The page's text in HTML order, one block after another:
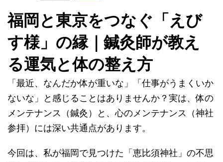
福岡と東京をつなぐ「えび
す様」の縁｜鍼灸師が教え
る運気と体の整え方
「最近、なんだか体が重いな」「仕事がうまくいか
ないな」と感じることはありませんか？実は、体の
メンテナンス（鍼灸）と、心のメンテナンス（神社
参拝）には深い共通点があります。
今回は、私が福岡で見つけた「恵比須神社」の不思